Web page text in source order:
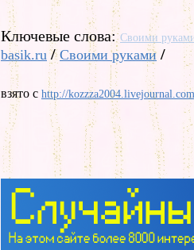
Ключевые слова: Своими
basik.ru/Своими руками /
взято с http://